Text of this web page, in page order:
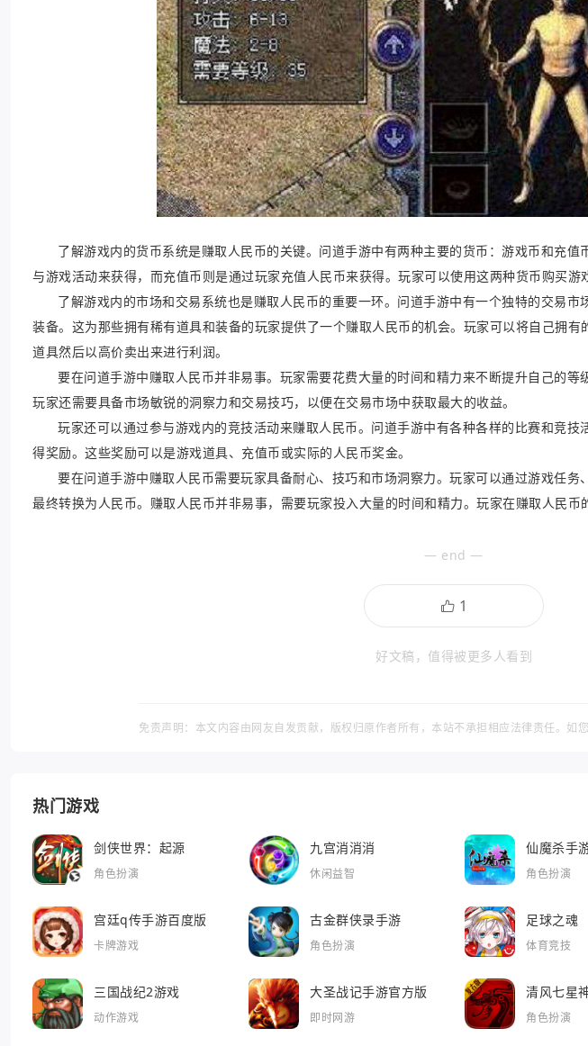
了解游戏内的货币系统是赚取人民币的关键。问道手游中有两种主要的货币：游戏币和充
与游戏活动来获得，而充值币则是通过玩家充值人民币来获得。玩家可以使用这两种货币购买游
了解游戏内的市场和交易系统也是赚取人民币的重要一环。问道手游中有一个独特的交易
装备。这为那些拥有稀有道具和装备的玩家提供了一个赚取人民币的机会。玩家可以将自己拥
道具然后以高价卖出来进行利润。
要在问道手游中赚取人民币并非易事。玩家需要花费大量的时间和精力来不断提升自己的等
玩家还需要具备市场敏锐的洞察力和交易技巧，以便在交易市场中获取最大的收益。
玩家还可以通过参与游戏内的竞技活动来赚取人民币。问道手游中有各种各样的比赛和竞
得奖励。这些奖励可以是游戏道具、充值币或实际的人民币奖金。
要在问道手游中赚取人民币需要玩家具备耐心、技巧和市场洞察力。玩家可以通过游戏任
最终转换为人民币。赚取人民币并非易事，需要玩家投入大量的时间和精力。玩家在赚取人民币
— end —
好文稿，值得被更多人看到
免责声明：本文内容由网友自发贡献，版权归原作者所有，本站不承担相应法律责任。如
热门游戏
剑侠世界：起源
角色扮演
九宫消消消
休闲益智
仙魔杀手
角色扮演
宫廷q传手游百度版
卡牌游戏
古金群侠录手游
角色扮演
足球之魂
体育竞技
三国战纪2游戏
动作游戏
大圣战记手游官方版
即时网游
清风七星
角色扮演